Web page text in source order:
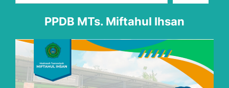
PPDB MTs. Miftahul Ihsan